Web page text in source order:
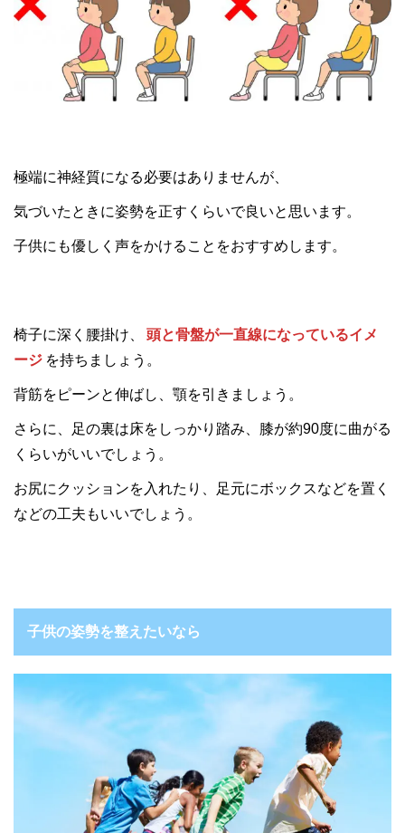
極端に神経質になる必要はありませんが、
気づいたときに姿勢を正すくらいで良いと思います。
子供にも優しく声をかけることをおすすめします。
椅子に深く腰掛け、
頭と骨盤が一直線になっているイメ
ージ を持ちましょう。
背筋をピーンと伸ばし、顎を引きましょう。
さらに、足の裏は床をしっかり踏み、膝が約90度に曲がる
くらいがいいでしょう。
お尻にクッションを入れたり、足元にボックスなどを置く
などの工夫もいいでしょう。
子供の姿勢を整えたいなら